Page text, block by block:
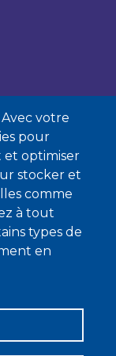
votre
pour
et optimiser
stocker et
comme
à tout
types de
en
de vente